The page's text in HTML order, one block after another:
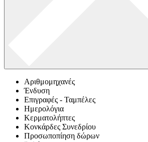
Αριθμομηχανές
Ένδυση
Επιγραφές - Ταμπέλες
Ημερολόγια
Κερματολήπτες
Κονκάρδες Συνεδρίου
Προσωποπίηση δώρων